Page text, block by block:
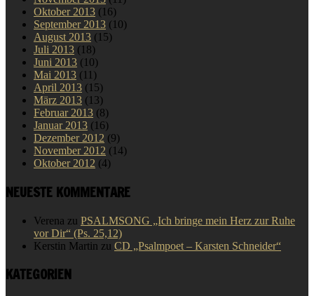
Oktober 2013 (16)
September 2013 (10)
August 2013 (15)
Juli 2013 (18)
Juni 2013 (10)
Mai 2013 (11)
April 2013 (15)
März 2013 (13)
Februar 2013 (8)
Januar 2013 (16)
Dezember 2012 (9)
November 2012 (14)
Oktober 2012 (4)
NEUESTE KOMMENTARE
Verena zu PSALMSONG „Ich bringe mein Herz zur Ruhe
vor Dir“ (Ps. 25,12)
Kerstin Martin zu CD „Psalmpoet – Karsten Schneider“
KATEGORIEN